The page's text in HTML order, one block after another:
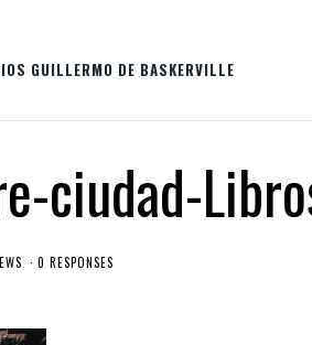
GUILLERMO DE BASKERVILLE
ciudad-
0 RESPONSES